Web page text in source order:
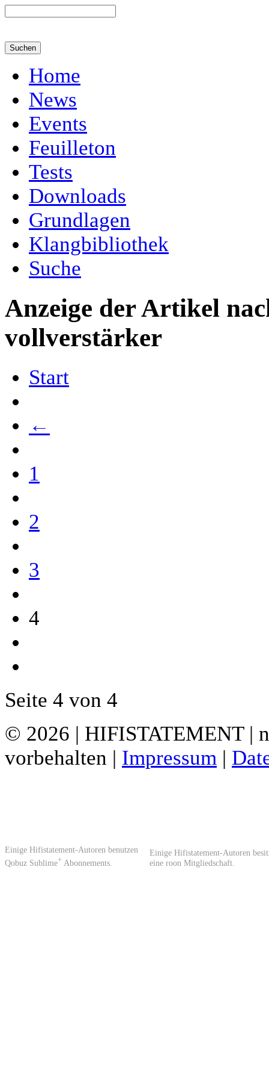
Home
News
Events
Feuilleton
Tests
Downloads
Grundlagen
Klangbibliothek
Suche
Anzeige der Artikel
vollverstärker
Start
←
1
2
3
4
Seite 4 von 4
© 2026 | HIFISTATEMENT |
vorbehalten | Impressum |
Einige Hifistatement-Autoren benutzen
Qobuz Sublime+ Abonnements.
Einige Hifistatement-Autoren
eine roon Mitgliedschaft.